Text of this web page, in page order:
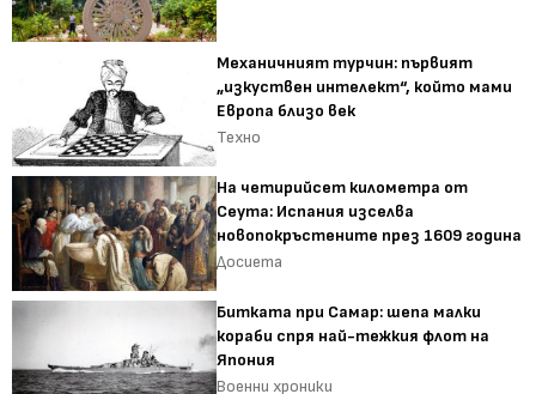
Механичният турчин: първият
„изкуствен интелект“, който мами
Европа близо век
Техно
На четирийсет километра от
Сеута: Испания изселва
новопокръстените през 1609 година
Досиета
Битката при Самар: шепа малки
кораби спря най-тежкия флот на
Япония
Военни хроники